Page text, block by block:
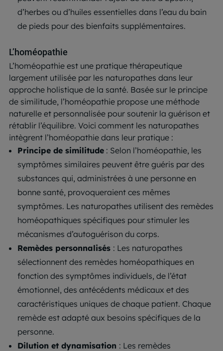
d’herbes ou d’huiles essentielles dans l’eau du bain
de pieds pour des bienfaits supplémentaires.
L’homéopathie
L’homéopathie est une pratique thérapeutique
largement utilisée par les naturopathes dans leur
approche holistique de la santé. Basée sur le principe
de similitude, l’homéopathie propose une méthode
naturelle et personnalisée pour soutenir la guérison et
rétablir l’équilibre. Voici comment les naturopathes
intègrent l’homéopathie dans leur pratique :
Principe de similitude : Selon l’homéopathie, les
symptômes similaires peuvent être guéris par des
substances qui, administrées à une personne en
bonne santé, provoqueraient ces mêmes
symptômes. Les naturopathes utilisent des remèdes
homéopathiques spécifiques pour stimuler les
mécanismes d’autoguérison du corps.
Remèdes personnalisés : Les naturopathes
sélectionnent des remèdes homéopathiques en
fonction des symptômes individuels, de l’état
émotionnel, des antécédents médicaux et des
caractéristiques uniques de chaque patient. Chaque
remède est adapté aux besoins spécifiques de la
personne.
Dilution et dynamisation : Les remèdes